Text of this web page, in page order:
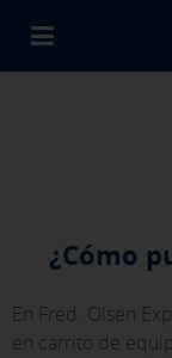
¿Cómo
En Fred. Olsen
en carrito de